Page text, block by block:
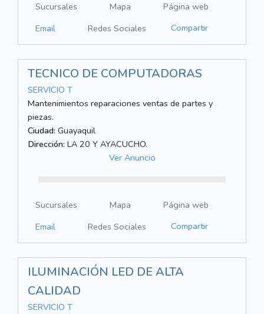
Sucursales Mapa
Página web
Email
Redes Sociales Compartir
TECNICO DE COMPUTADORAS
SERVICIO T
Mantenimientos reparaciones ventas de partes y
piezas.
Ciudad: Guayaquil
Dirección: LA 20 Y AYACUCHO.
Ver Anuncio
Sucursales Mapa
Página web
Email
Redes Sociales Compartir
ILUMINACIÓN LED DE ALTA
CALIDAD
SERVICIO T